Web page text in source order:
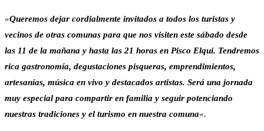
«Queremos dejar cordialmente invitados a todos los turistas y
vecinos de otras comunas para que nos visiten este sábado desde
las 11 de la mañana y hasta las 21 horas en Pisco Elqui. Tendremos
rica gastronomía, degustaciones pisqueras, emprendimientos,
artesanías, música en vivo y destacados artistas. Será una jornada
muy especial para compartir en familia y seguir potenciando
nuestras tradiciones y el turismo en nuestra comuna«.